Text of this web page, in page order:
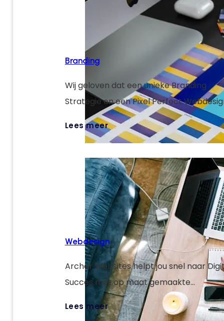
Branding
Wij geloven dat een unieke Branding
Strategie en een Pixel Perfect
sleutels zijn om jouw digitale targets te
Lees meer
Webdesign
Archer Websites helpt jou snel naar
Succes met op maat gemaakte
weboplossingen die jouw doelen
je online laten groeien.
Lees meer